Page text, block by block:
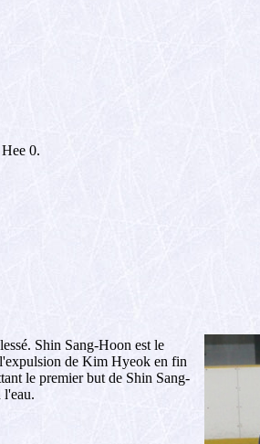
0.
Shin Sang-Hoon est le
de Kim Hyeok en fin
le premier but de Shin Sang-
l'eau.